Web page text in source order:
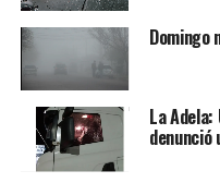
gestionar el regreso a la
ámbito paritario, donde
condiciones laborales y
comunidad educativa.
tiene la educación
debates que no
educación de calidad”.
Domingo
La
denunció